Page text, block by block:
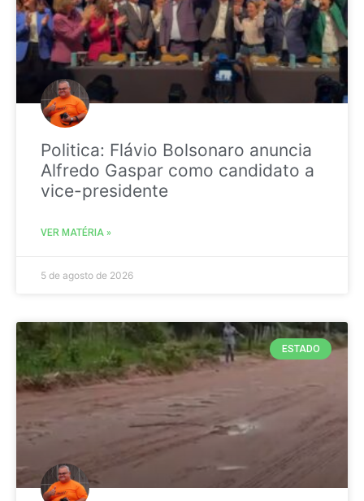
Politica: Flávio Bolsonaro anuncia
Alfredo Gaspar como candidato a
vice-presidente
VER MATÉRIA »
5 de agosto de 2026
ESTADO